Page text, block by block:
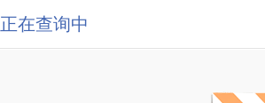
正在查询中